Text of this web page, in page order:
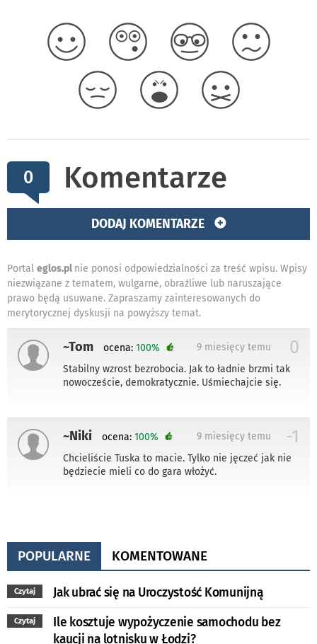
0 Komentarze
DODAJ KOMENTARZE
Portal eglos.pl nie ponosi odpowiedzialności za treść wpisu. Wpisy
niezwiązane z tematem, wulgarne, obraźliwe lub naruszające
prawo będą usuwane. Zapraszamy zainteresowanych do
merytorycznej dyskusji na powyższy temat.
~Tom 0
9 miesięcy temu
ocena: 100%
Stabilny wzrost bezrobocia. Jak to ładnie brzmi tak
nowoczeście, demokratycznie. Uśmiechajcie się.
~Niki -1
9 miesięcy temu
ocena: 100%
Chcieliście Tuska to macie. Tylko nie jęczeć jak nie
będziecie mieli co do gara włożyć.
POPULARNE KOMENTOWANE
Czytaj Jak ubrać się na Uroczystość Komunijną
Czytaj
Ile kosztuje wypożyczenie samochodu bez
kaucji na lotnisku w Łodzi?